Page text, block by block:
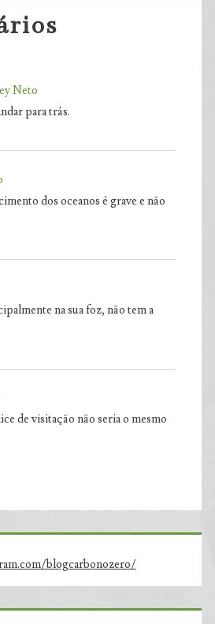
Neto
para trás.
dos oceanos é grave e não
na sua foz, não tem a
de visitação não seria o mesmo
blogcarbonozero/